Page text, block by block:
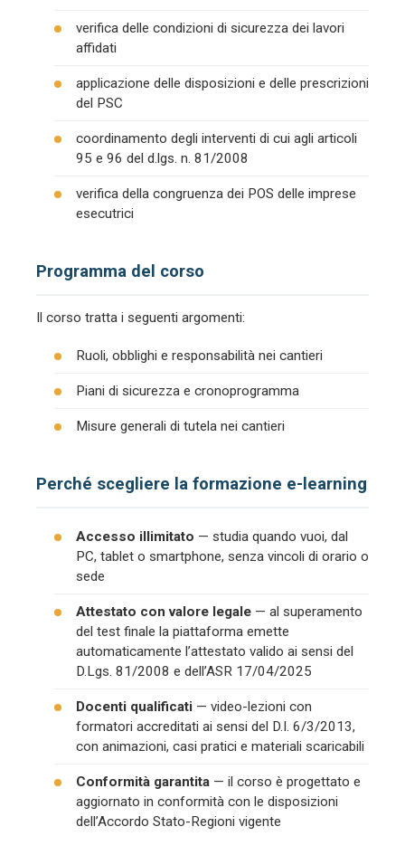
verifica delle condizioni di sicurezza dei lavori
affidati
applicazione delle disposizioni e delle prescrizioni
del PSC
coordinamento degli interventi di cui agli articoli
95 e 96 del d.lgs. n. 81/2008
verifica della congruenza dei POS delle imprese
esecutrici
Programma del corso
Il corso tratta i seguenti argomenti:
Ruoli, obblighi e responsabilità nei cantieri
Piani di sicurezza e cronoprogramma
Misure generali di tutela nei cantieri
Perché scegliere la formazione e-learning
Accesso illimitato — studia quando vuoi, dal
PC, tablet o smartphone, senza vincoli di orario o
sede
Attestato con valore legale — al superamento
del test finale la piattaforma emette
automaticamente l’attestato valido ai sensi del
D.Lgs. 81/2008 e dell’ASR 17/04/2025
Docenti qualificati — video-lezioni con
formatori accreditati ai sensi del D.I. 6/3/2013,
con animazioni, casi pratici e materiali scaricabili
Conformità garantita — il corso è progettato e
aggiornato in conformità con le disposizioni
dell’Accordo Stato-Regioni vigente